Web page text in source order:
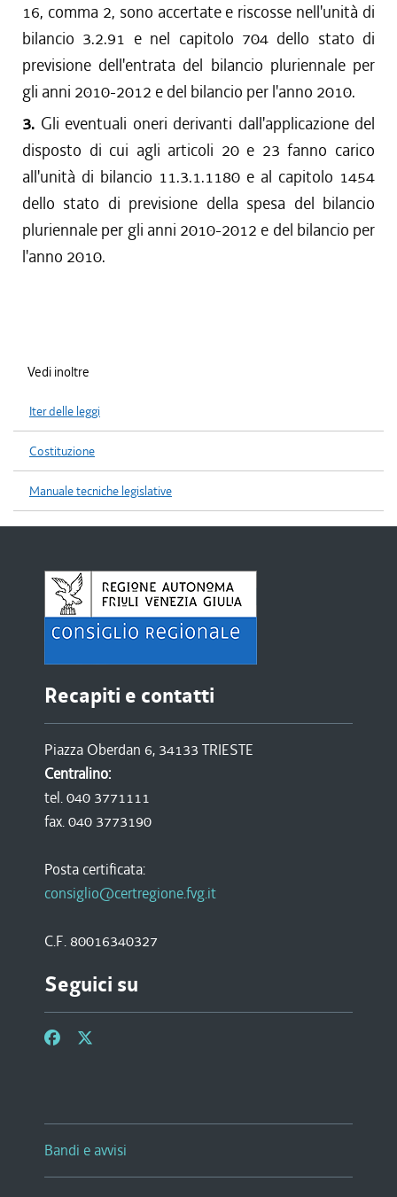
16, comma 2, sono accertate e riscosse nell'unità di
bilancio 3.2.91 e nel capitolo 704 dello stato di
previsione dell'entrata del bilancio pluriennale per
gli anni 2010-2012 e del bilancio per l'anno 2010.
3. Gli eventuali oneri derivanti dall'applicazione del
disposto di cui agli articoli 20 e 23 fanno carico
all'unità di bilancio 11.3.1.1180 e al capitolo 1454
dello stato di previsione della spesa del bilancio
pluriennale per gli anni 2010-2012 e del bilancio per
l'anno 2010.
Vedi inoltre
Iter delle leggi
Costituzione
Manuale tecniche legislative
Recapiti e contatti
Piazza Oberdan 6, 34133 TRIESTE
Centralino:
tel. 040 3771111
fax. 040 3773190
Posta certificata:
consiglio@certregione.fvg.it
C.F. 80016340327
Seguici su
Bandi e avvisi